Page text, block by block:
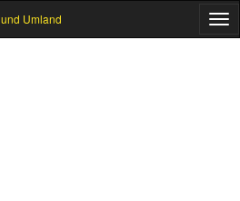
und Umland